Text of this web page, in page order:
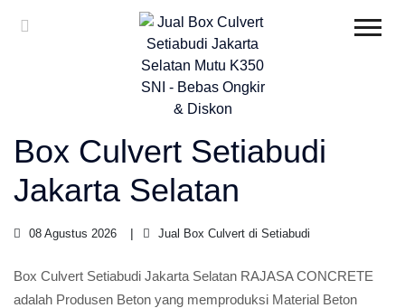
Box Culvert Setiabudi
Jakarta Selatan
08 Agustus 2026 Jual Box Culvert di Setiabudi
Box Culvert Setiabudi Jakarta Selatan RAJASA CONCRETE
adalah Produsen Beton yang memproduksi Material Beton